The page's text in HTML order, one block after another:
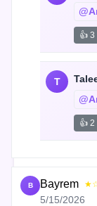
👍 3
T
👍 2
B Bayrem
5/15/2026